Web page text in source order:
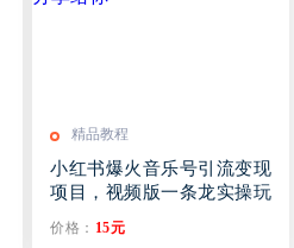
精品教程
小红书爆火音乐号引流变现
项目，视频版一条龙实操玩
价格： 15元